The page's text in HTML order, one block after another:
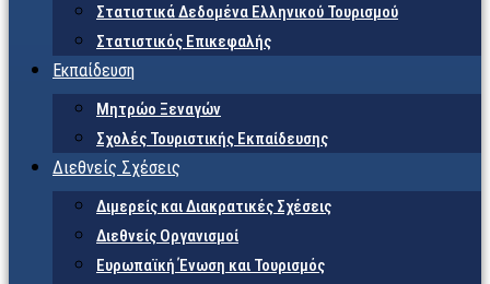
Στατιστικά Δεδομένα Ελληνικού Τουρισμού
Στατιστικός Επικεφαλής
Εκπαίδευση
Μητρώο Ξεναγών
Σχολές Τουριστικής Εκπαίδευσης
Διεθνείς Σχέσεις
Διμερείς και Διακρατικές Σχέσεις
Διεθνείς Οργανισμοί
Ευρωπαϊκή Ένωση και Τουρισμός